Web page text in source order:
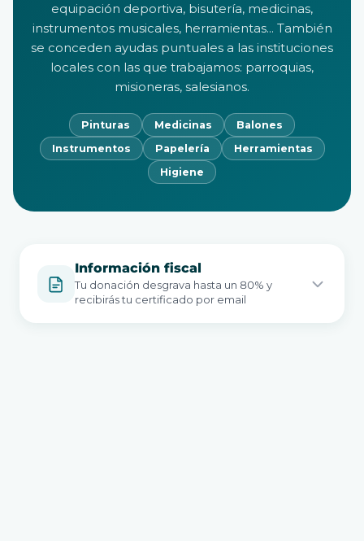
equipación deportiva, bisutería, medicinas,
instrumentos musicales, herramientas... También
se conceden ayudas puntuales a las instituciones
locales con las que trabajamos: parroquias,
misioneras, salesianos.
Pinturas Medicinas
Balones
Instrumentos
Papelería
Herramientas
Higiene
Información fiscal
Tu donación desgrava hasta un 80% y
recibirás tu certificado por email